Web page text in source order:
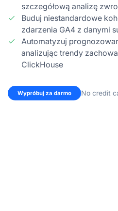
szczegółową analizę
Buduj niestandardowe
zdarzenia GA4 z danymi
Automatyzuj
analizując trendy
ClickHouse
Wypróbuj za darmo No credit